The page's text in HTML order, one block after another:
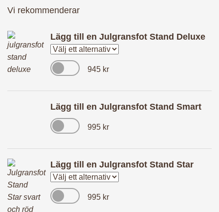
anställda
Leverans
Här säljer vi också
Granskötsel &
Julgranstips
Om oss
Vanliga frågor
Vi rekommenderar
Lägg till en Julgransfot Stand Deluxe
945 kr
Lägg till en Julgransfot Stand Smart
995 kr
Lägg till en Julgransfot Stand Star
995 kr